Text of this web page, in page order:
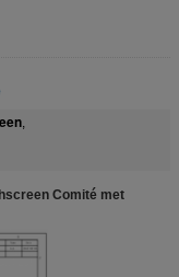
,
Comité met